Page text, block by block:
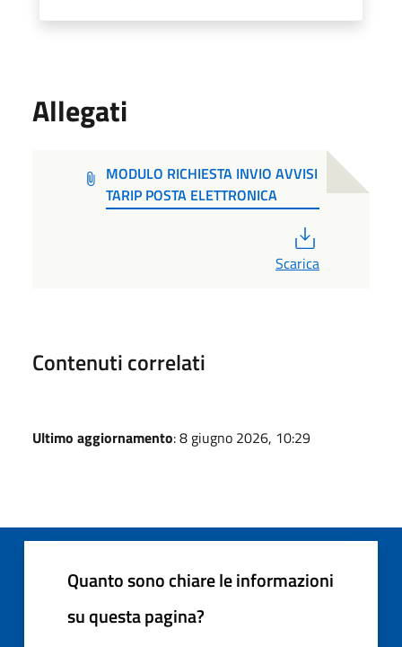
Allegati
MODULO RICHIESTA INVIO AVVISI
TARIP POSTA ELETTRONICA
Scarica
Contenuti correlati
Ultimo aggiornamento: 8 giugno 2026, 10:29
Quanto sono chiare le informazioni
su questa pagina?